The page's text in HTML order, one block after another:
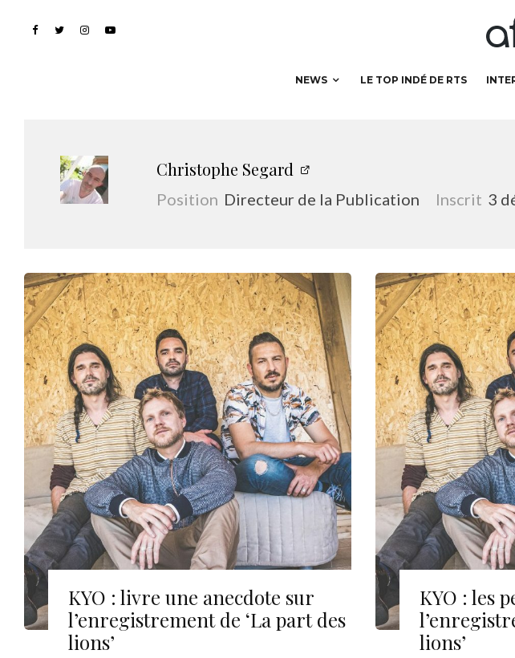
NEWS LE TOP INDÉ DE RTS
Christophe Segard
Position Directeur de la Publication Inscrit 3
KYO : livre une anecdote sur
l’enregistrement de ‘La part des
lions’
KYO : les
lions’